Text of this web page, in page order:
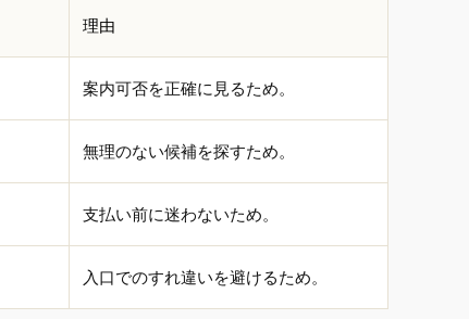
理由
案内可否を正確に見るため。
無理のない候補を探すため。
支払い前に迷わないため。
入口でのすれ違いを避けるため。